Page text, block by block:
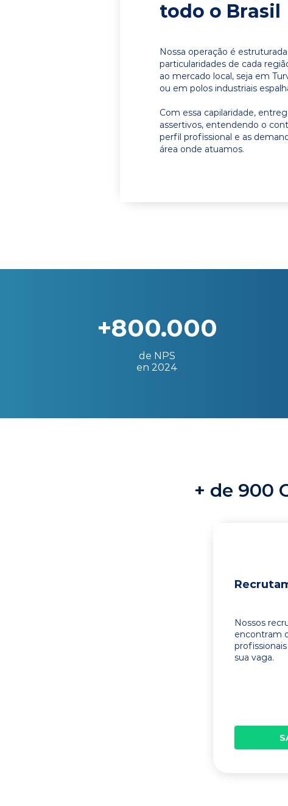
todo o Brasil
Nossa operação é
particularidades de cada
ao mercado local, seja em
ou em polos industriais
Com essa capilaridade,
assertivos, entendendo o
perfil profissional e as
área onde atuamos.
+800.000
de NPS
en 2024
+ de 900
Nossos
encontram
sua vaga.